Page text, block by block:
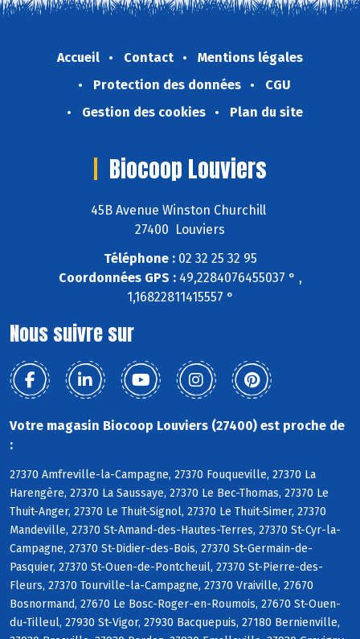
Accueil Contact
Mentions légales
Protection des données
CGU
Gestion des cookies
Plan du site
Biocoop Louviers
45B Avenue Winston Churchill
27400 Louviers
Téléphone :02 32 25 32 95
Coordonnées GPS :49,2284076455037 ° ,
1,16822811415557 °
Nous suivre sur
Votre magasin Biocoop Louviers (27400) est proche de
:
27370 Amfreville-la-Campagne, 27370 Fouqueville, 27370 La
Harengère, 27370 La Saussaye, 27370 Le Bec-Thomas, 27370 Le
Thuit-Anger, 27370 Le Thuit-Signol, 27370 Le Thuit-Simer, 27370
Mandeville, 27370 St-Amand-des-Hautes-Terres, 27370 St-Cyr-la-
Campagne, 27370 St-Didier-des-Bois, 27370 St-Germain-de-
Pasquier, 27370 St-Ouen-de-Pontcheuil, 27370 St-Pierre-des-
Fleurs, 27370 Tourville-la-Campagne, 27370 Vraiville, 27670
Bosnormand, 27670 Le Bosc-Roger-en-Roumois, 27670 St-Ouen-
du-Tilleul, 27930 St-Vigor, 27930 Bacquepuis, 27180 Bernienville,